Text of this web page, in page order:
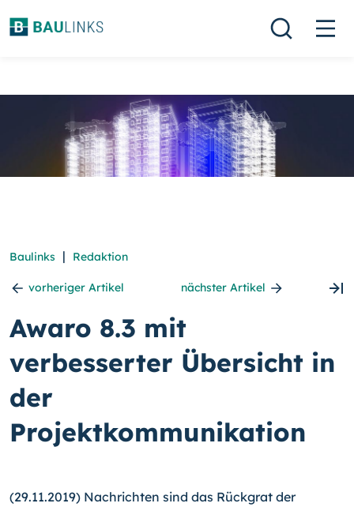
Baulinks | Redaktion
vorheriger Artikel nächster Artikel
Awaro 8.3 mit
verbesserter Übersicht in
der
Projektkommunikation
(29.11.2019) Nachrichten sind das Rückgrat der